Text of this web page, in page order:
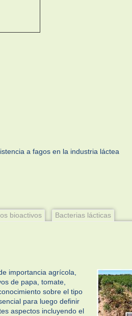
a fagos en la industria láctea
bioactivos Bacterias lácticas
importancia agrícola,
de papa, tomate,
sobre el tipo
para luego definir
aspectos incluyendo el